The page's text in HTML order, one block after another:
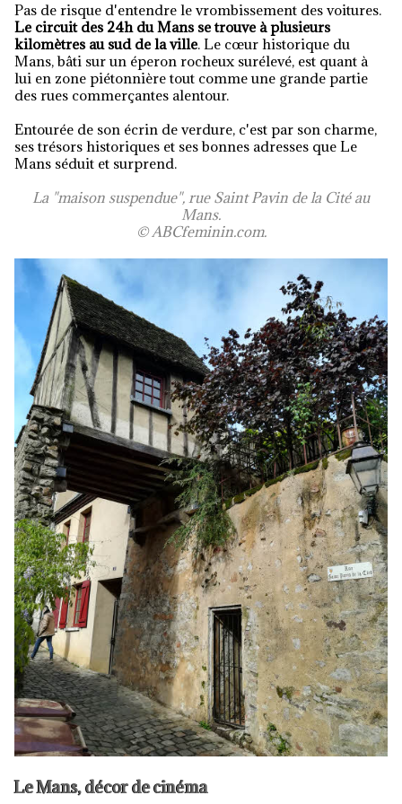
Pas de risque d'entendre le vrombissement des voitures.
Le circuit des 24h du Mans se trouve à plusieurs
kilomètres au sud de la ville. Le cœur historique du
Mans, bâti sur un éperon rocheux surélevé, est quant à
lui en zone piétonnière tout comme une grande partie
des rues commerçantes alentour.
Entourée de son écrin de verdure, c'est par son charme,
ses trésors historiques et ses bonnes adresses que Le
Mans séduit et surprend.
La "maison suspendue", rue Saint Pavin de la Cité au
Mans.
© ABCfeminin.com.
Le Mans, décor de cinéma